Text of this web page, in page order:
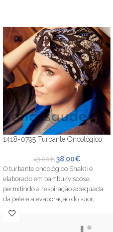
1418-0795 Turbante Oncológico
43.00€ 38.00€
O turbante oncológico Shakti é
elaborado em bambu/viscose,
permitindo a respiração adequada
da pele e a evaporação do suor,
sendo adequado a peles sensíveis.
Turbante específico para quem está